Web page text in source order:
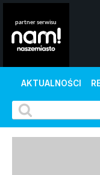
AKTUALNOŚCI